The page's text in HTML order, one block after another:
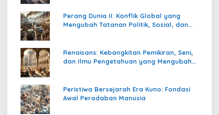
Perang Dunia II: Konflik Global yang
Mengubah Tatanan Politik, Sosial, dan
Renaisans: Kebangkitan Pemikiran, Seni,
dan Ilmu Pengetahuan yang Mengubah
Peristiwa Bersejarah Era Kuno: Fondasi
Awal Peradaban Manusia